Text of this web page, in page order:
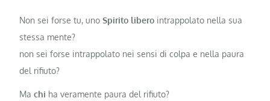
Non sei forse tu, unoSpirito libero intrappolato nella sua
stessa mente?
non sei forse intrappolato nei sensi di colpa e nella paura
del rifiuto?
Machi ha veramente paura del rifiuto?